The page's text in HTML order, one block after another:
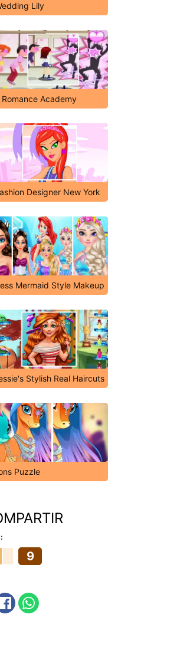
Lily
Romance Academy
Designer New York
Mermaid Style Makeup
Stylish Real Haircuts
Puzzle
9